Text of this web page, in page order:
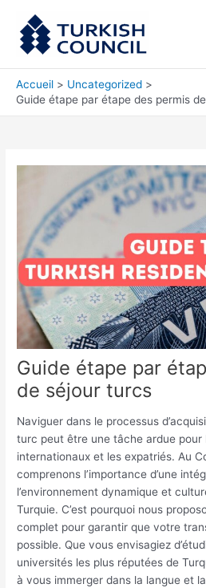
contenu
Accueil
Uncategorized
Guide étape par étape des permis
Guide étape par
de séjour turcs
Naviguer dans le processus
turc peut être une tâche ardue pour
internationaux et les expatriés. Au
comprenons l’importance d’une
l’environnement dynamique et
Turquie. C’est pourquoi nous
complet pour garantir que votre
possible. Que vous envisagiez
universités les plus réputées de
à vous immerger dans la langue et